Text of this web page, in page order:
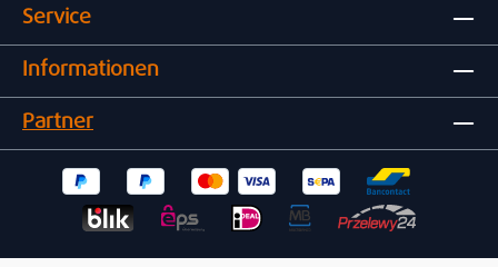
Service
Informationen
Partner